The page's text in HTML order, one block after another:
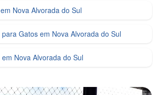
Nova Alvorada do Sul
Gatos em Nova Alvorada do Sul
Nova Alvorada do Sul